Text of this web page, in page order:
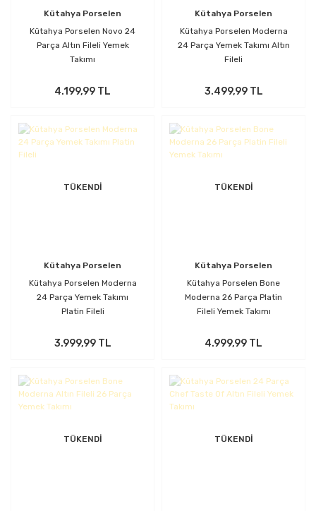
Kütahya Porselen
Kütahya Porselen Novo 24
Parça Altın Fileli Yemek
Takımı
4.199,99 TL
Kütahya Porselen
Kütahya Porselen Moderna
24 Parça Yemek Takımı Altın
Fileli
3.499,99 TL
TÜKENDİ
Kütahya Porselen
Kütahya Porselen Moderna
24 Parça Yemek Takımı
Platin Fileli
3.999,99 TL
TÜKENDİ
Kütahya Porselen
Kütahya Porselen Bone
Moderna 26 Parça Platin
Fileli Yemek Takımı
4.999,99 TL
TÜKENDİ TÜKENDİ